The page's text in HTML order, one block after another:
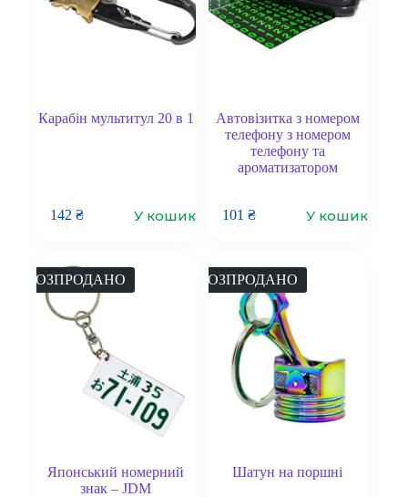
Карабін мультитул 20 в 1
142₴ У кошик
Автовізитка з номером
телефону з номером
телефону та
ароматизатором
101 ₴ У кошик
РОЗПРОДАНО
Японський номерний
знак – JDM
РОЗПРОДАНО
Шатун на поршні